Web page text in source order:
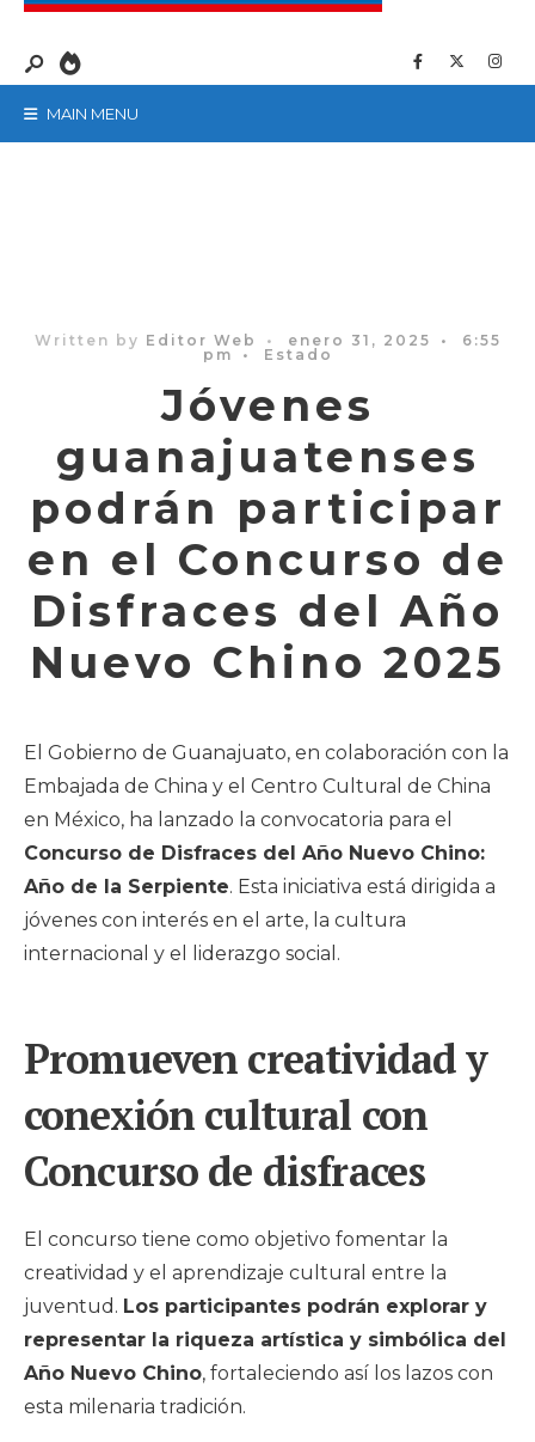
MAIN MENU
Written by Editor Web • enero 31, 2025 •
6:55
pm
• Estado
Jóvenes
guanajuatenses
podrán participar
en el Concurso de
Disfraces del Año
Nuevo Chino 2025
El Gobierno de Guanajuato, en colaboración con la
Embajada de China y el Centro Cultural de China
en México, ha lanzado la convocatoria para el
Concurso de Disfraces del Año Nuevo Chino:
Año de la Serpiente. Esta iniciativa está dirigida a
jóvenes con interés en el arte, la cultura
internacional y el liderazgo social.
Promueven creatividad y
conexión cultural con
Concurso de disfraces
El concurso tiene como objetivo fomentar la
creatividad y el aprendizaje cultural entre la
juventud. Los participantes podrán explorar y
representar la riqueza artística y simbólica del
Año Nuevo Chino, fortaleciendo así los lazos con
esta milenaria tradición.